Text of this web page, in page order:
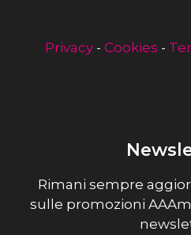
Privacy- Cookies -
Rimani sempre
sulle promozioni